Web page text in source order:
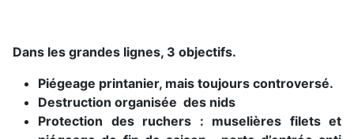
Dans les grandes lignes, 3 objectifs.
Piégeage printanier, mais toujours controversé.
Destruction organisée des nids
Protection des ruchers : muselières filets et